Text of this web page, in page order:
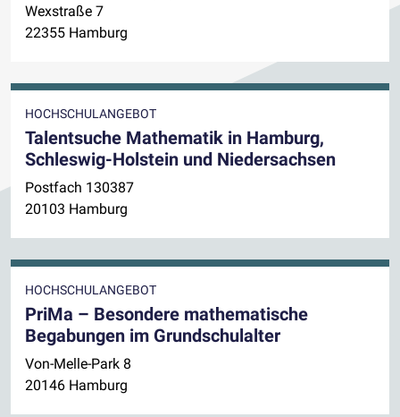
Wexstraße 7
22355 Hamburg
HOCHSCHULANGEBOT
Talentsuche Mathematik in Hamburg,
Schleswig-Holstein und Niedersachsen
Postfach 130387
20103 Hamburg
HOCHSCHULANGEBOT
PriMa – Besondere mathematische
Begabungen im Grundschulalter
Von-Melle-Park 8
20146 Hamburg